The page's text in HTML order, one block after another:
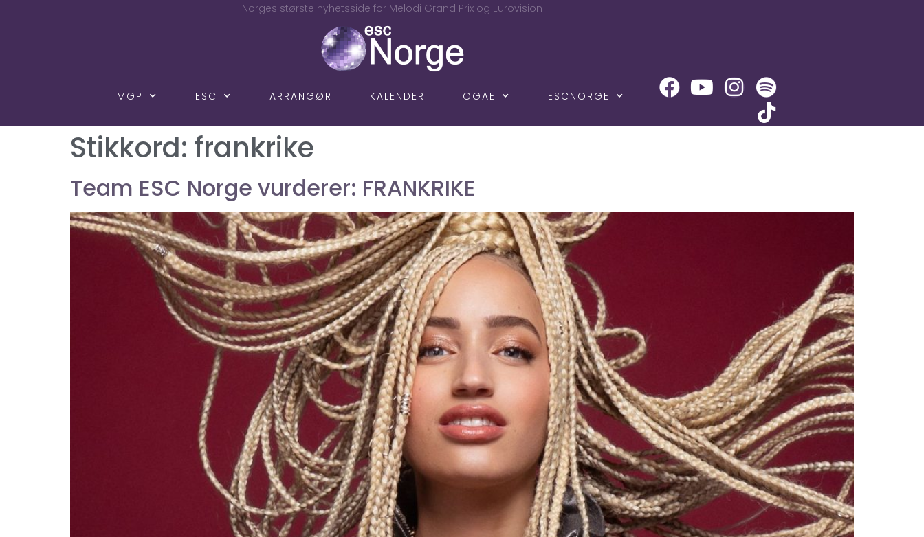
Norges største nyhetsside for Melodi Grand Prix og Eurovision
MGP ESC ARRANGØR KALENDER OGAE ESCNORGE
Stikkord: frankrike
Team ESC Norge vurderer: FRANKRIKE